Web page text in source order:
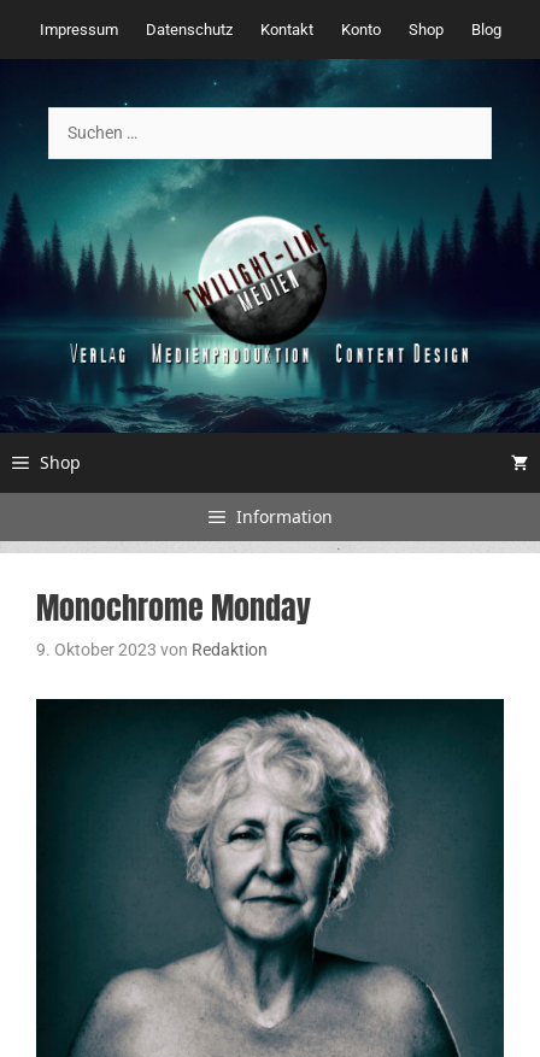
Inhalt
springen
Impressum Datenschutz Kontakt Konto Shop Blog
nach:
Shop
Information
Monochrome Monday
9. Oktober 2023 von Redaktion